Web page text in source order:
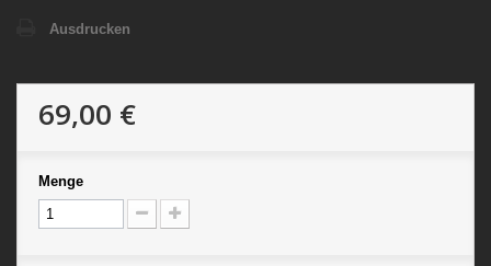
Ausdrucken
69,00 €
Menge